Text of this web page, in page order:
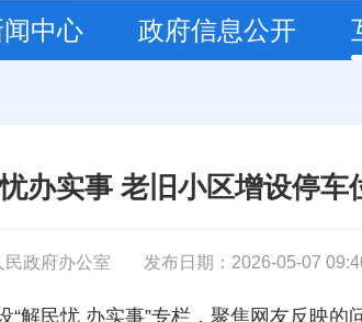
中心 政府信息公开
办实事 老旧小区增设停车
政府办公室 发布日期：2026-05-07
“解民忧 办实事”专栏，聚焦网友反映